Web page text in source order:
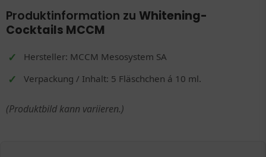
Produktinformation zu Whitening-
Cocktails MCCM
Hersteller: MCCM Mesosystem SA
Verpackung / Inhalt: 5 Fläschchen á 10 ml.
(Produktbild kann variieren.)